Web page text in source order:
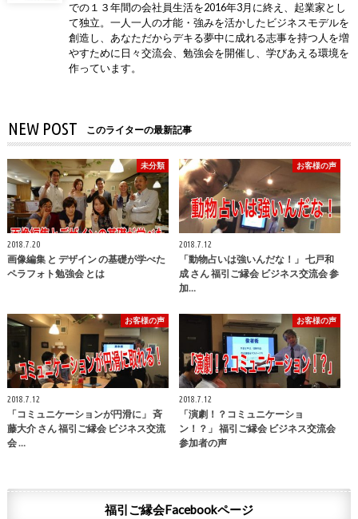
での１３年間の会社員生活を2016年3月に終え、起業家とし
て独立。一人一人の才能・強みを活かしたビジネスモデルを
創造し、あなただからデキる夢中に成れる志事を持つ人を増
やすために日々交流会、勉強会を開催し、学びあえる環境を
作っています。
NEW POST このライターの最新記事
未分類
2018.7.20
画像編集 と デザイン の基礎が学べた
ペラフォト勉強会 とは
お客様の声
2018.7.12
「動物占いは強いんだな！」 七戸和
成 さん 福引ご縁会 ビジネス交流会 参
加…
お客様の声
2018.7.12
「コミュニケーションが円滑に」 斉
藤大介 さん 福引ご縁会 ビジネス交流
会 …
お客様の声
2018.7.12
「演劇！？コミュニケーショ
ン！？」 福引ご縁会 ビジネス交流会
参加者の声
福引ご縁会Facebookページ